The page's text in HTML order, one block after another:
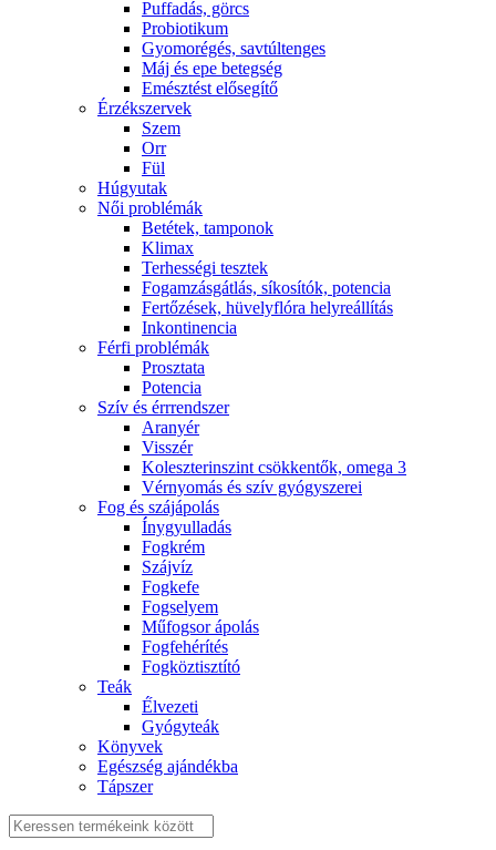
Puffadás, görcs
Probiotikum
Gyomorégés, savtúltenges
Máj és epe betegség
Emésztést elősegítő
Érzékszervek
Szem
Orr
Fül
Húgyutak
Női problémák
Betétek, tamponok
Klimax
Terhességi tesztek
Fogamzásgátlás, síkosítók, potencia
Fertőzések, hüvelyflóra helyreállítás
Inkontinencia
Férfi problémák
Prosztata
Potencia
Szív és érrrendszer
Aranyér
Visszér
Koleszterinszint csökkentők, omega 3
Vérnyomás és szív gyógyszerei
Fog és szájápolás
Í́nygyulladás
Fogkrém
Szájvíz
Fogkefe
Fogselyem
Műfogsor ápolás
Fogfehérítés
Fogköztisztító
Teák
É́lvezeti
Gyógyteák
Könyvek
Egészség ajándékba
Tápszer